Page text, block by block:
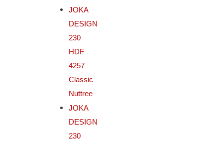
JOKA
DESIGN
230
HDF
4257
Classic
Nuttree
JOKA
DESIGN
230